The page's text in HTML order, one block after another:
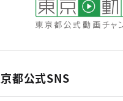
都公式SNS